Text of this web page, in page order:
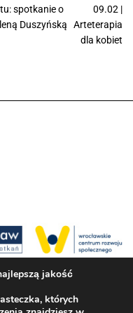
spotkanie o
Duszyńską
09.02 |
Arteterapia
dla kobiet
w partnerstwie z
Dzieci (UNICEF)
jakość
których